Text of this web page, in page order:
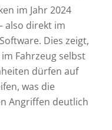
im Jahr 2024
also direkt im
Dies zeigt,
im Fahrzeug selbst
dürfen auf
was die
Angriffen deutlich